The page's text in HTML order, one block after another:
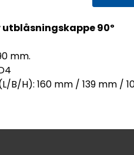
utblåsningskappe 90º
mm.
B/H): 160 mm / 139 mm /